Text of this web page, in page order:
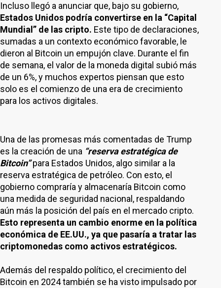
Incluso llegó a anunciar que, bajo su gobierno,
Estados Unidos podría convertirse en la “Capital
Mundial” de las cripto. Este tipo de declaraciones,
sumadas a un contexto económico favorable, le
dieron al Bitcoin un empujón clave. Durante el fin
de semana, el valor de la moneda digital subió más
de un 6%, y muchos expertos piensan que esto
solo es el comienzo de una era de crecimiento
para los activos digitales.
Una de las promesas más comentadas de Trump
es la creación de una “reserva estratégica de
Bitcoin”para Estados Unidos, algo similar a la
reserva estratégica de petróleo. Con esto, el
gobierno compraría y almacenaría Bitcoin como
una medida de seguridad nacional, respaldando
aún más la posición del país en el mercado cripto.
Esto representa un cambio enorme en la política
económica de EE.UU., ya que pasaría a tratar las
criptomonedas como activos estratégicos.
Además del respaldo político, el crecimiento del
Bitcoin en 2024 también se ha visto impulsado por